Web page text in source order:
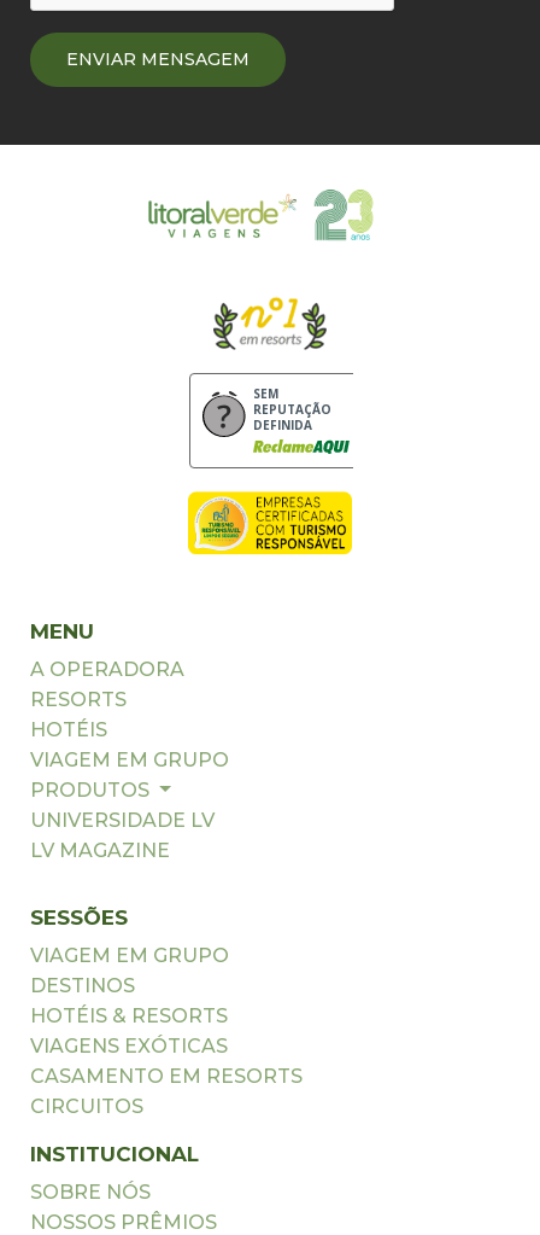
SEM
REPUTAÇÃO
DEFINIDA
MENU
A OPERADORA
RESORTS
HOTÉIS
VIAGEM EM GRUPO
PRODUTOS
UNIVERSIDADE LV
LV MAGAZINE
SESSÕES
VIAGEM EM GRUPO
DESTINOS
HOTÉIS & RESORTS
VIAGENS EXÓTICAS
CASAMENTO EM RESORTS
CIRCUITOS
INSTITUCIONAL
SOBRE NÓS
NOSSOS PRÊMIOS